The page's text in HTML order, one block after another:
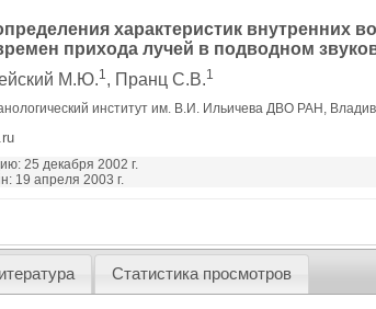
характеристик внутренних
прихода лучей в подводном
М.Ю.1, Пранц С.В.1
институт им. В.И. Ильичева ДВО РАН,
25 декабря 2002 г.
19 апреля 2003 г.
Статистика просмотров